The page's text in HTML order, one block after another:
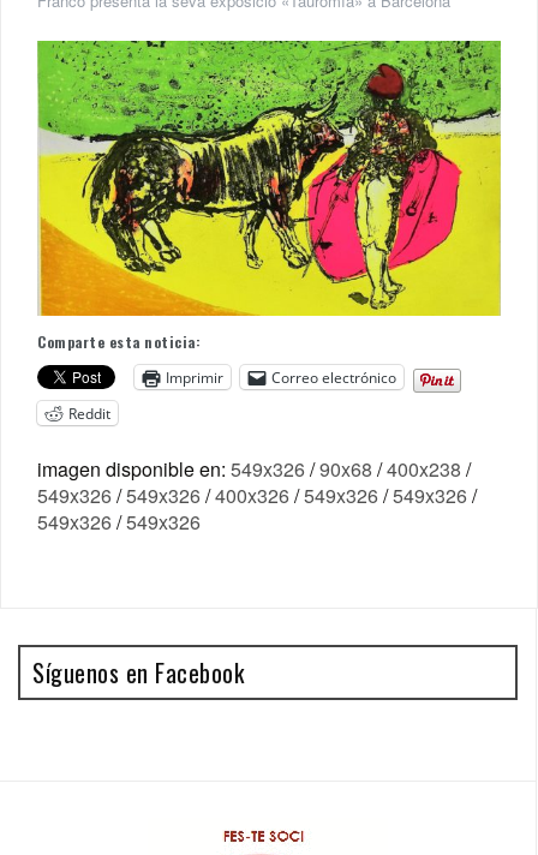
Comparte esta noticia:
Imprimir
Correo electrónico
Reddit
imagen disponible en: 549x326/90x68 /400x238 /
549x326/549x326/400x326/549x326/549x326/
549x326/549x326
Síguenos en Facebook